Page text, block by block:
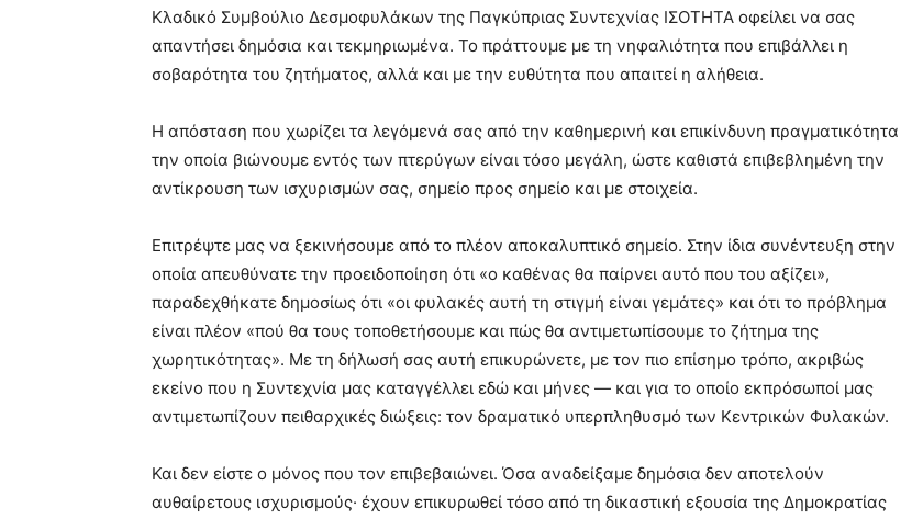
Κλαδικό Συμβούλιο Δεσμοφυλάκων της Παγκύπριας Συντεχνίας ΙΣΟΤΗΤΑ οφείλει να σας
απαντήσει δημόσια και τεκμηριωμένα. Το πράττουμε με τη νηφαλιότητα που επιβάλλει η
σοβαρότητα του ζητήματος, αλλά και με την ευθύτητα που απαιτεί η αλήθεια.
Η απόσταση που χωρίζει τα λεγόμενά σας από την καθημερινή και επικίνδυνη πραγματικότητα
την οποία βιώνουμε εντός των πτερύγων είναι τόσο μεγάλη, ώστε καθιστά επιβεβλημένη την
αντίκρουση των ισχυρισμών σας, σημείο προς σημείο και με στοιχεία.
Επιτρέψτε μας να ξεκινήσουμε από το πλέον αποκαλυπτικό σημείο. Στην ίδια συνέντευξη στην
οποία απευθύνατε την προειδοποίηση ότι «ο καθένας θα παίρνει αυτό που του αξίζει»,
παραδεχθήκατε δημοσίως ότι «οι φυλακές αυτή τη στιγμή είναι γεμάτες» και ότι το πρόβλημα
είναι πλέον «πού θα τους τοποθετήσουμε και πώς θα αντιμετωπίσουμε το ζήτημα της
χωρητικότητας». Με τη δήλωσή σας αυτή επικυρώνετε, με τον πιο επίσημο τρόπο, ακριβώς
εκείνο που η Συντεχνία μας καταγγέλλει εδώ και μήνες — και για το οποίο εκπρόσωποί μας
αντιμετωπίζουν πειθαρχικές διώξεις: τον δραματικό υπερπληθυσμό των Κεντρικών Φυλακών.
Και δεν είστε ο μόνος που τον επιβεβαιώνει. Όσα αναδείξαμε δημόσια δεν αποτελούν
αυθαίρετους ισχυρισμούς· έχουν επικυρωθεί τόσο από τη δικαστική εξουσία της Δημοκρατίας